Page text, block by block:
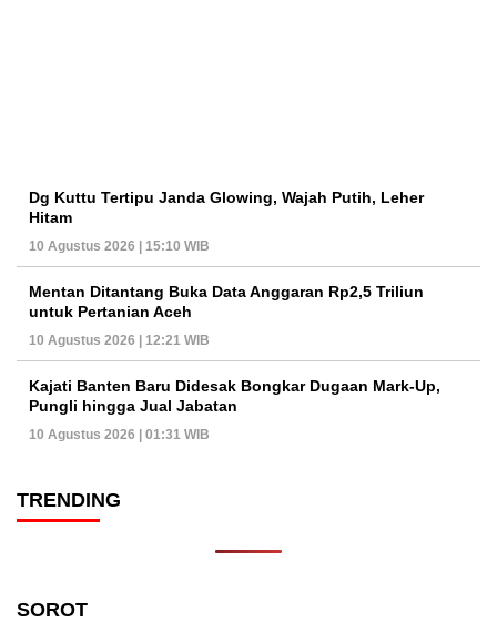
Dg Kuttu Tertipu Janda Glowing, Wajah Putih, Leher
Hitam
10 Agustus 2026 | 15:10 WIB
Mentan Ditantang Buka Data Anggaran Rp2,5 Triliun
untuk Pertanian Aceh
10 Agustus 2026 | 12:21 WIB
Kajati Banten Baru Didesak Bongkar Dugaan Mark-Up,
Pungli hingga Jual Jabatan
10 Agustus 2026 | 01:31 WIB
TRENDING
SOROT